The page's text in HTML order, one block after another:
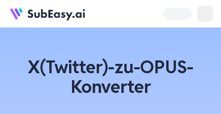
X(Twitter)-zu-OPUS-
Konverter